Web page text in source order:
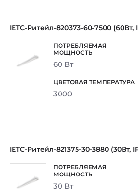
IETC-Ритейл-820373-60-7500 (60Вт,
60 Вт
3000
IETC-Ритейл-821375-30-3880 (30Вт,
30 Вт